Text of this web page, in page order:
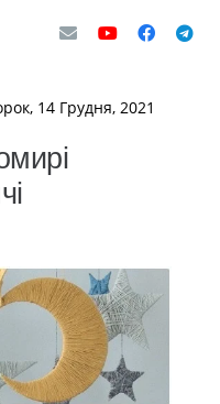
14 Грудня, 2021